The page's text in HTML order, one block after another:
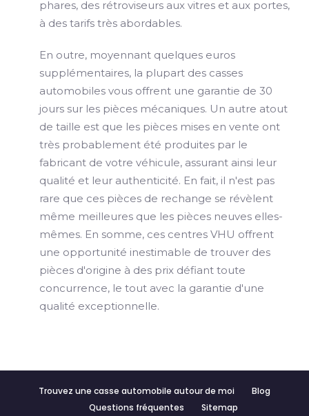
phares, des rétroviseurs aux vitres et aux portes,
à des tarifs très abordables.
En outre, moyennant quelques euros
supplémentaires, la plupart des casses
automobiles vous offrent une garantie de 30
jours sur les pièces mécaniques. Un autre atout
de taille est que les pièces mises en vente ont
très probablement été produites par le
fabricant de votre véhicule, assurant ainsi leur
qualité et leur authenticité. En fait, il n'est pas
rare que ces pièces de rechange se révèlent
même meilleures que les pièces neuves elles-
mêmes. En somme, ces centres VHU offrent
une opportunité inestimable de trouver des
pièces d'origine à des prix défiant toute
concurrence, le tout avec la garantie d'une
qualité exceptionnelle.
Trouvez une casse automobile autour de moi
Blog
Questions fréquentes
Sitemap